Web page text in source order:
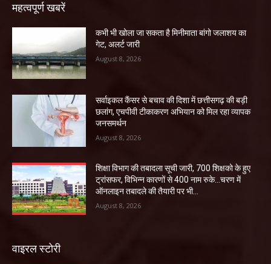
महत्वपूर्ण खबरें
कभी भी खोला जा सकता है मिनीमाता बांगो जलाशय का
गेट, अलर्ट जारी
August 8, 2026
सर्वाइकल कैंसर से बचाव की दिशा में छत्तीसगढ़ की बड़ी
छलांग, एचपीवी टीकाकरण अभियान को मिल रहा व्यापक
जनसमर्थन
August 8, 2026
शिक्षा विभाग की तबादला सूची जारी, 700 शिक्षको के हुए
ट्रांसफर, विभिन्न कारणों से 400 नाम रुके…चरण में
ऑनलाइन तबादले की तैयारी पर भी...
August 8, 2026
वाइरल स्टोरी